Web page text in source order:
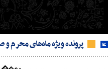
پرونده ویژه ماه‌های محرم و